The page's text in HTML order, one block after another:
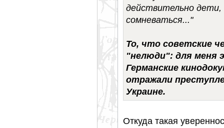
действительно дети,
сомневаться..."
То, что советские
"нелюди": для меня
Германские
отражали
Украине.
Откуда такая